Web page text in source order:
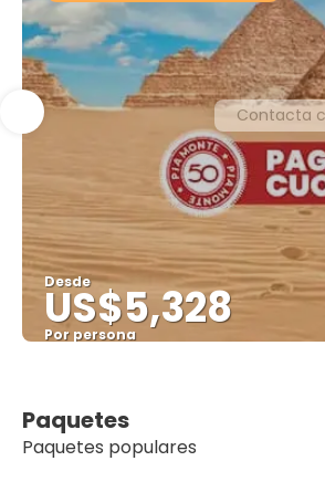
Desde
US$5,328
Por persona
Paquetes
Paquetes populares
Contacta